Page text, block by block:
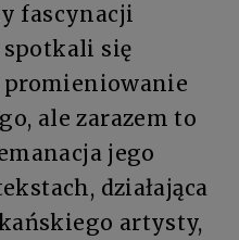
fascynacji
się
promieniowanie
ale zarazem to
jego
działająca
artysty,